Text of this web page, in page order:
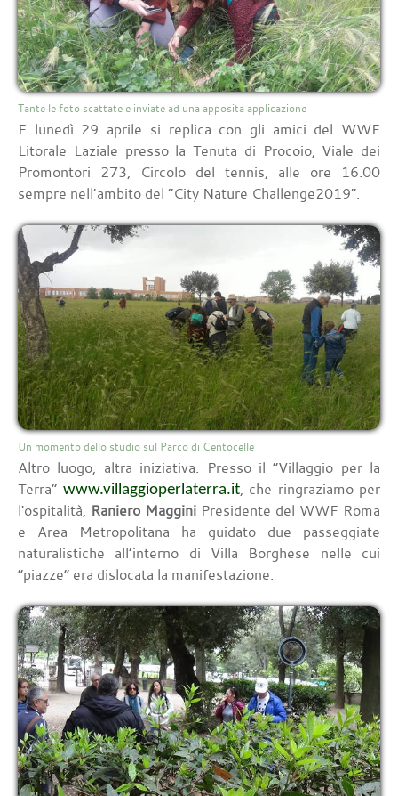
Tante le foto scattate e inviate ad una apposita applicazione
E lunedì 29 aprile si replica con gli amici del WWF
Litorale Laziale presso la Tenuta di Procoio, Viale dei
Promontori 273, Circolo del tennis, alle ore 16.00
sempre nell’ambito del “City Nature Challenge2019”.
Un momento dello studio sul Parco di Centocelle
Altro luogo, altra iniziativa. Presso il “Villaggio per la
Terra” www.villaggioperlaterra.it, che ringraziamo per
l'ospitalità, Raniero Maggini Presidente del WWF Roma
e Area Metropolitana ha guidato due passeggiate
naturalistiche all’interno di Villa Borghese nelle cui
“piazze” era dislocata la manifestazione.